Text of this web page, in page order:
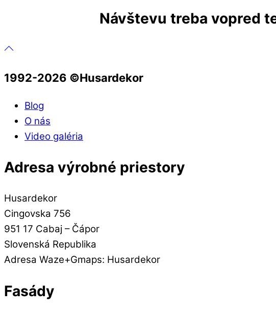
Návštevu treba vopred
1992-2026 ©️Husardekor
Blog
O nás
Video galéria
Adresa výrobné priestory
Husardekor
Cingovska 756
951 17 Cabaj – Čápor
Slovenská Republika
Adresa Waze+Gmaps: Husardekor
Fasády